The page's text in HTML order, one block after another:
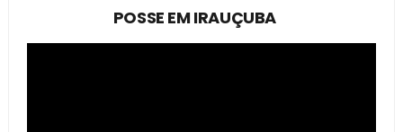
POSSE EM IRAUÇUBA